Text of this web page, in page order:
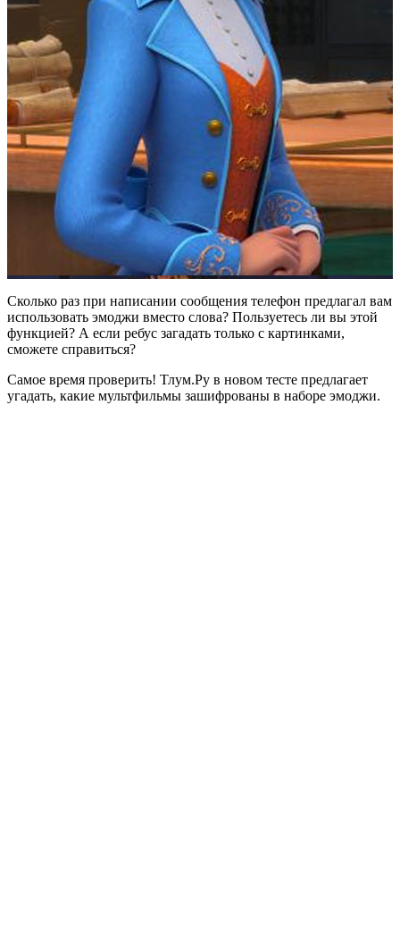
Сколько раз при написании сообщения телефон предлагал вам
использовать эмоджи вместо слова? Пользуетесь ли вы этой
функцией? А если ребус загадать только с картинками,
сможете справиться?
Самое время проверить! Тлум.Ру в новом тесте предлагает
угадать, какие мультфильмы зашифрованы в наборе эмоджи.